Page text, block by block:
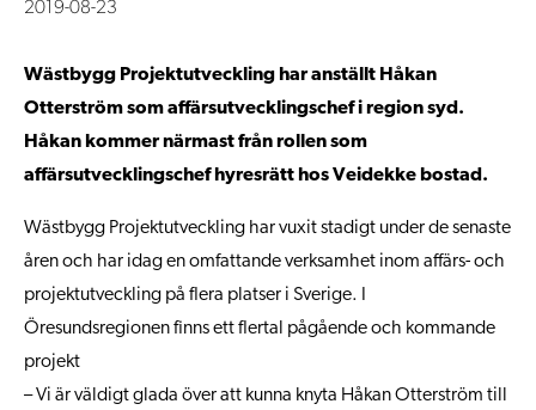
2019-08-23
Wästbygg Projektutveckling har anställt Håkan
Otterström som affärsutvecklingschef i region syd.
Håkan kommer närmast från rollen som
affärsutvecklingschef hyresrätt hos Veidekke bostad.
Wästbygg Projektutveckling har vuxit stadigt under de senaste
åren och har idag en omfattande verksamhet inom affärs- och
projektutveckling på flera platser i Sverige. I
Öresundsregionen finns ett flertal pågående och kommande
projekt
– Vi är väldigt glada överatt kunna knyta Håkan Otterström till